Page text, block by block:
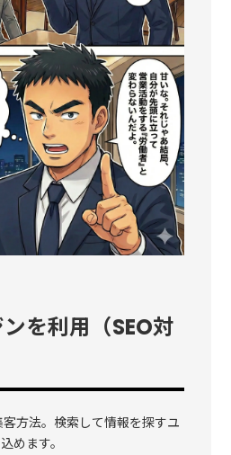
を利用（SEO対
方法。検索して情報を探すユ
めます。